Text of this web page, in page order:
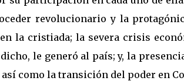
revolucionario y la
la cristiada; la severa crisis
le generó al país; y, la
como la transición del poder en